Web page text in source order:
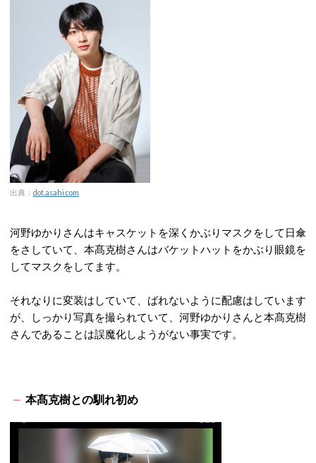
出典： dot.asahi.com
河野ゆかりさんはキャスケットを深くかぶりマスクをして日傘
をさしていて、本髙克樹さんはバケットハットをかぶり眼鏡を
してマスクをしてます。
それなりに変装はしていて、ばれないように配慮はしています
が、しっかり写真を撮られていて、河野ゆかりさんと本髙克樹
さんであることは誤魔化しようがない事実です。
本髙克樹との馴れ初め